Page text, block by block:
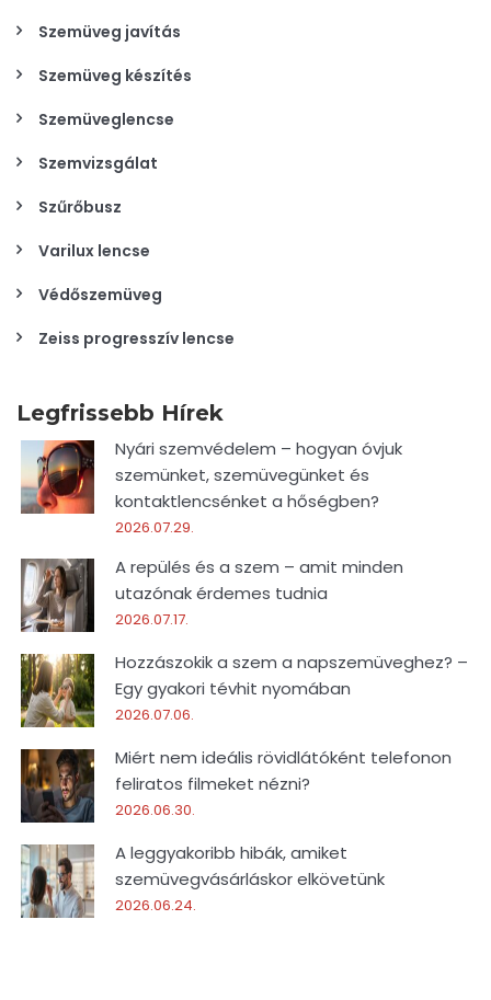
Szemüveg javítás
Szemüveg készítés
Szemüveglencse
Szemvizsgálat
Szűrőbusz
Varilux lencse
Védőszemüveg
Zeiss progresszív lencse
Legfrissebb Hírek
Nyári szemvédelem – hogyan óvjuk
szemünket, szemüvegünket és
kontaktlencsénket a hőségben?
2026.07.29.
A repülés és a szem – amit minden
utazónak érdemes tudnia
2026.07.17.
Hozzászokik a szem a napszemüveghez? –
Egy gyakori tévhit nyomában
2026.07.06.
Miért nem ideális rövidlátóként telefonon
feliratos filmeket nézni?
2026.06.30.
A leggyakoribb hibák, amiket
szemüvegvásárláskor elkövetünk
2026.06.24.